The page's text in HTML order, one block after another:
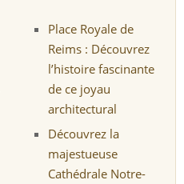
Place Royale de
Reims : Découvrez
l’histoire fascinante
de ce joyau
architectural
Découvrez la
majestueuse
Cathédrale Notre-